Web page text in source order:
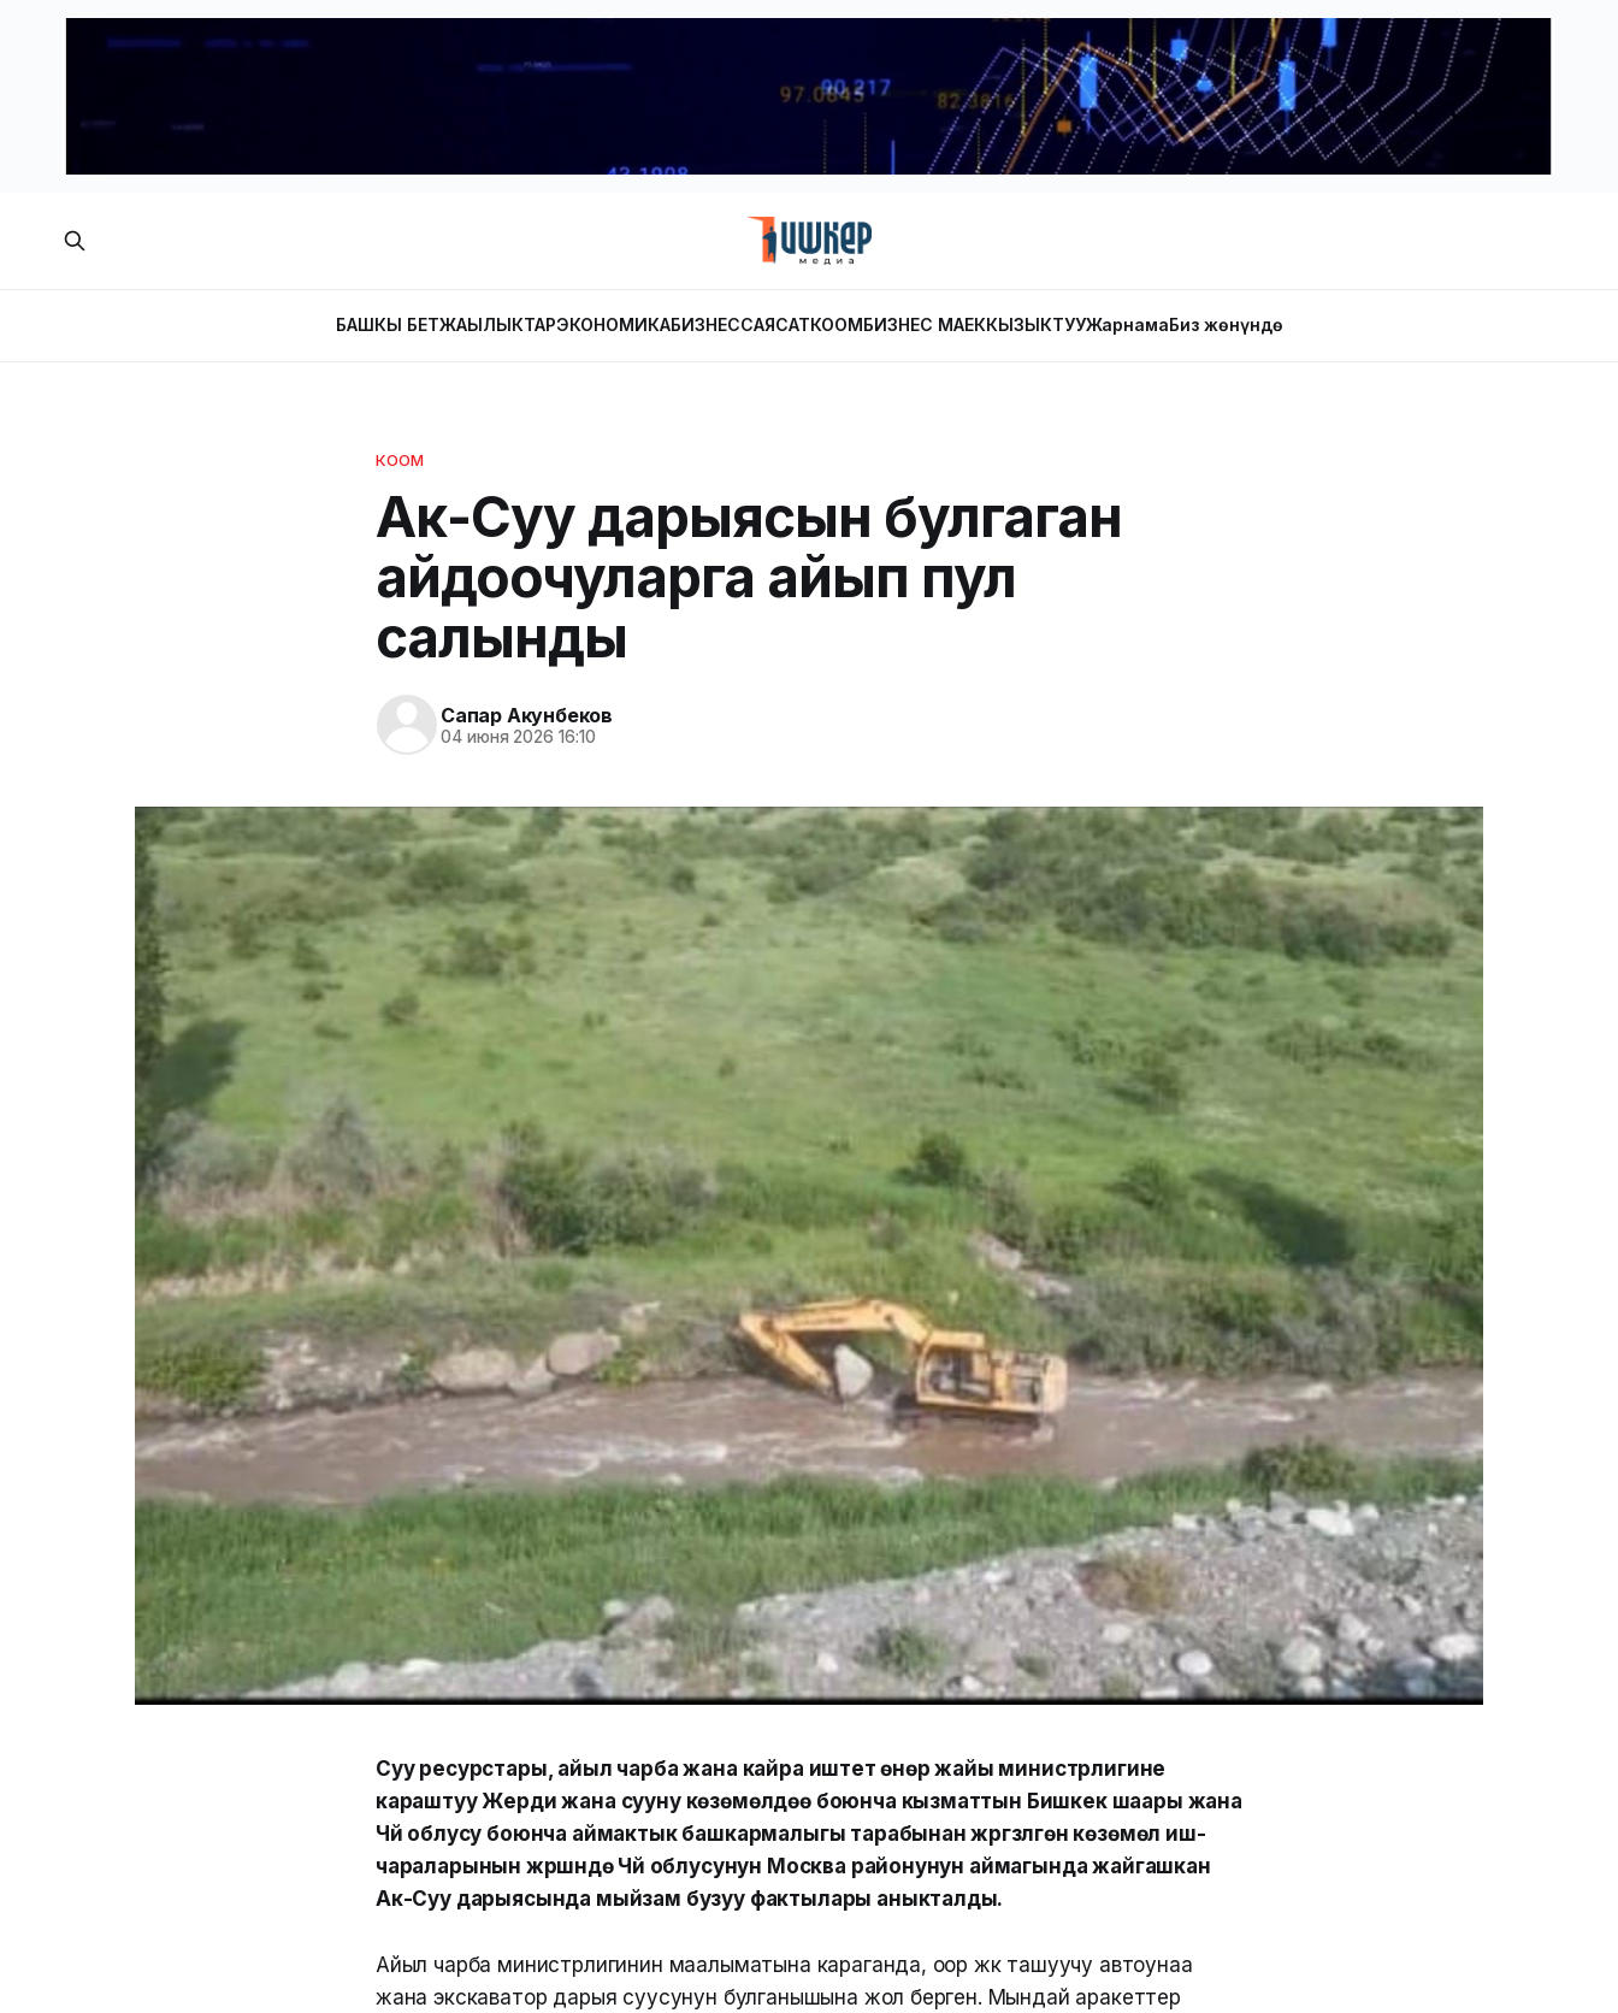
БАШКЫ БЕТЖАҢЫЛЫКТАРЭКОНОМИКАБИЗНЕССАЯСАТКООМБИЗНЕС МАЕККЫЗЫКТУУЖарнамаБиз жөнүндө
КООМ
Ак-Суу дарыясын булгаган
айдоочуларга айып пул
салынды
Сапар Акунбеков
04 июня 2026 16:10
Суу ресурстары, айыл чарба жана кайра иштетүү өнөр жайы министрлигине
караштуу Жерди жана сууну көзөмөлдөө боюнча кызматтын Бишкек шаары жана
Чүй облусу боюнча аймактык башкармалыгы тарабынан жүргүзүлгөн көзөмөл иш-
чараларынын жүрүшүндө Чүй облусунун Москва районунун аймагында жайгашкан
Ак-Суу дарыясында мыйзам бузуу фактылары аныкталды.
Айыл чарба министрлигинин маалыматына караганда, оор жүк ташуучу автоунаа
жана экскаватор дарыя суусунун булганышына жол берген. Мындай аракеттер